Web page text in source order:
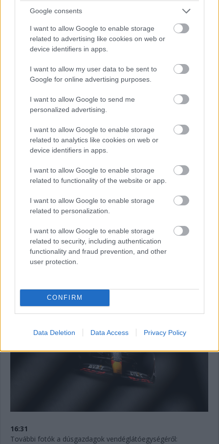
Google consents
I want to allow Google to enable storage
related to advertising like cookies on web or
device identifiers in apps.
I want to allow my user data to be sent to
Google for online advertising purposes.
I want to allow Google to send me
personalized advertising.
I want to allow Google to enable storage
related to analytics like cookies on web or
device identifiers in apps.
I want to allow Google to enable storage
related to functionality of the website or app.
I want to allow Google to enable storage
related to personalization.
I want to allow Google to enable storage
related to security, including authentication
functionality and fraud prevention, and other
user protection.
CONFIRM
Data Deletion Data Access Privacy Policy
Max Verstappen RB19-esében vasárnap, a nagydíjat
ezzel reagálva az időmérő Q2-es szakaszában történt
féltengelytörésre. Második alkalommal szereltek váltót az 1-es
autóba a versenyhétvége során: szombat reggel került sor az
első váltócserére, miután a pénteki szabadedzéseken
váltóhibára panaszkodott mindkét pilóta. (Sergio Perez
autójában szintén cserélték az alkatrészt.) Verstappen Red
Bulljába a Bahreini Nagydíjon és pénteken használt
sebességváltó került vissza, büntetés így nem jár a cseréért –
viszont érdemes emlékezni rá, ez a komponens volt bent az
első két edzésen, akkor, mikor a holland a visszaváltásokra
A Red Bull egyúttal a jobb és bal hátsó felfüggesztést is
kicserélte Verstappen autóján, beleértve a féltengelyeket. A
parc fermére vonatkozó szabályok ezt lehetővé teszik, így
16:31
További fotók a dúsgazdagok vendéglátóegységéről: